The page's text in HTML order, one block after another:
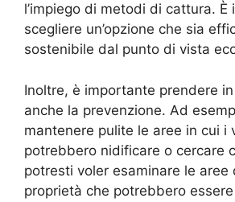
l’impiego di metodi di cattura. È
scegliere un’opzione che sia
sostenibile dal punto di vista
Inoltre, è importante prendere
anche la prevenzione. Ad
mantenere pulite le aree in cui i
potrebbero nidificare o cercare
potresti voler esaminare le aree
proprietà che potrebbero